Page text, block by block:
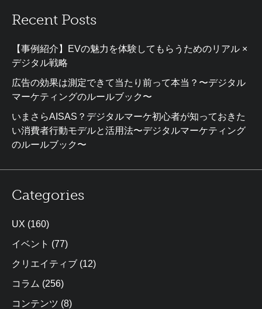
Recent Posts
【事例紹介】EVの魅力を体験してもらうためのリアル ×
デジタル戦略
広告の効果は測定できて当たり前って本当？〜デジタル
マーケティングのルールブック〜
いまさらAISAS？デジタルマーケ初心者が知っておきた
い消費者行動モデルと活用法〜デジタルマーケティング
のルールブック〜
Categories
UX (160)
イベント (77)
クリエイティブ (12)
コラム (256)
コンテンツ (8)